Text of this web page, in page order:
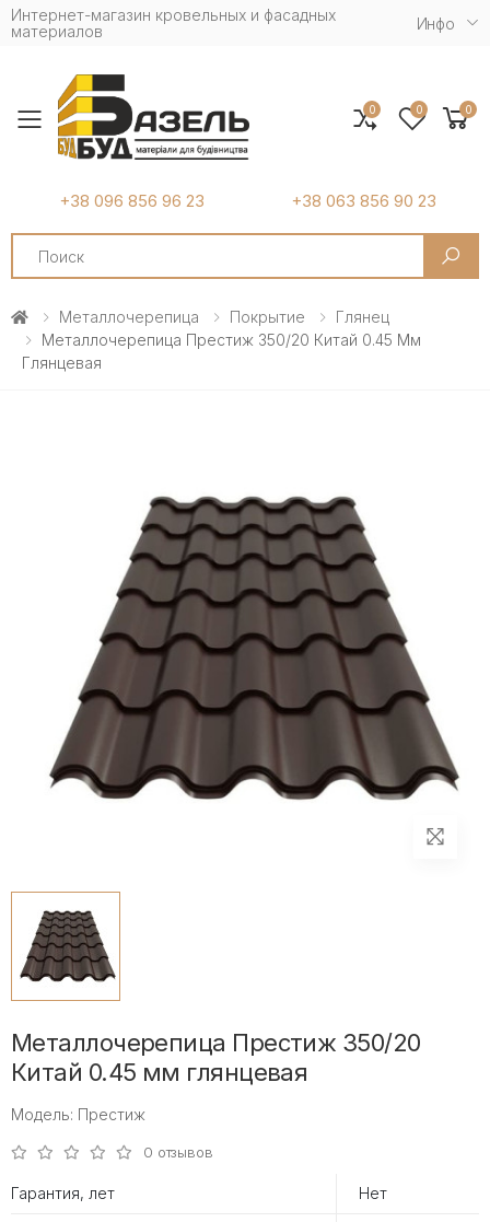
Интернет-магазин кровельных и фасадных
материалов
Инфо
Toggle mobile menu
+38 096 856 96 23 +38 063 856 90 23
Search
0 0 0
Металлочерепица Покрытие
Глянец
Металлочерепица Престиж 350/20 Китай 0.45 Мм
Глянцевая
Металлочерепица Престиж 350/20
Китай 0.45 мм глянцевая
Модель: Престиж
0 отзывов
Гарантия, лет Нет